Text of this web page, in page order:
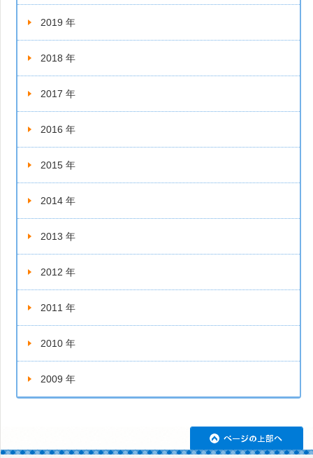
2019 年
2018 年
2017 年
2016 年
2015 年
2014 年
2013 年
2012 年
2011 年
2010 年
2009 年